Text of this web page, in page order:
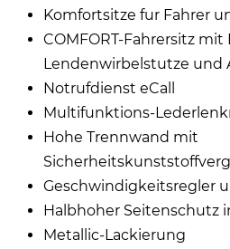
Komfortsitze fur Fahrer
COMFORT-Fahrersitz
Lendenwirbelstutze und
Notrufdienst eCall
Multifunktions-
Hohe Trennwand mit
Geschwindigkeitsregler
Halbhoher Seitenschutz
Metallic-Lackierung